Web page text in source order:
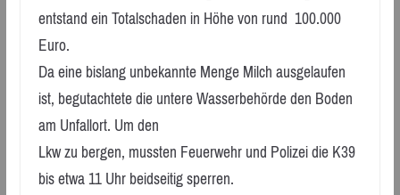
entstand ein Totalschaden in Höhe von rund 100.000
Euro.
Da eine bislang unbekannte Menge Milch ausgelaufen
ist, begutachtete die untere Wasserbehörde den Boden
am Unfallort. Um den
Lkw zu bergen, mussten Feuerwehr und Polizei die K39
bis etwa 11 Uhr beidseitig sperren.